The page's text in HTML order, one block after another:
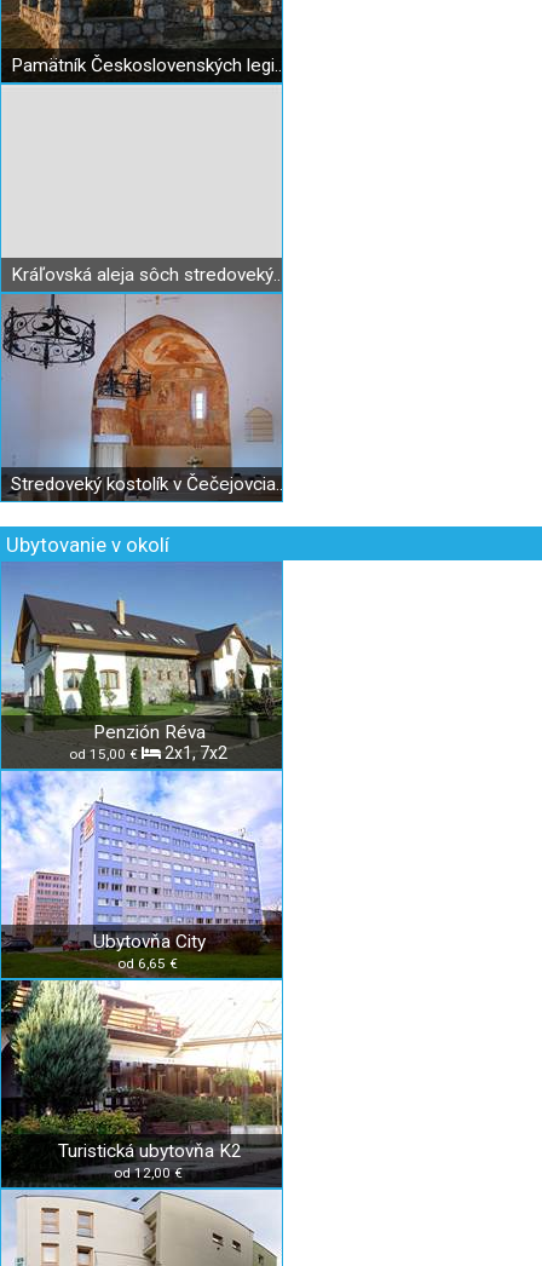
Pamätník Československých legionárov
Kráľovská aleja sôch stredovekých panovníkov
Stredoveký kostolík v Čečejovciach
Ubytovanie v okolí
Penzión Réva
od 15,00 € 2x1, 7x2
Ubytovňa City
od 6,65 €
Turistická ubytovňa K2
od 12,00 €